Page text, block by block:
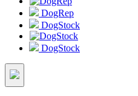
DogRep
DogStock
DogStock